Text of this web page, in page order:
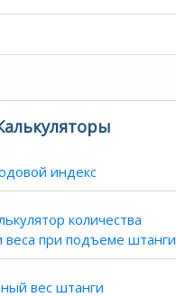
индекс
количества
веса при подъеме штанги
вес штанги